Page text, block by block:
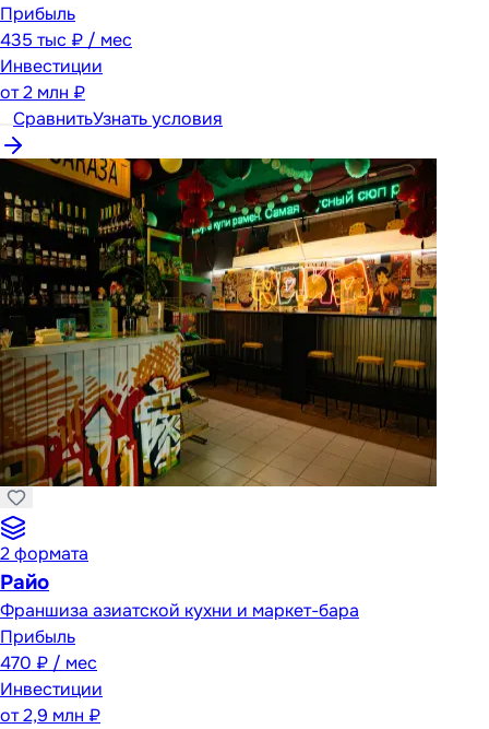
Прибыль
435 тыс ₽ / мес
Инвестиции
от2 млн ₽
СравнитьУзнать условия
2формата
Райо
Франшиза азиатской кухни и маркет-бара
Прибыль
470 ₽ / мес
Инвестиции
от2,9 млн ₽